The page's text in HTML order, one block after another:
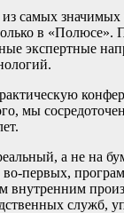
значимых
в «Полюсе».
экспертные
мы
а не на
во-первых,
внутренним
служб,